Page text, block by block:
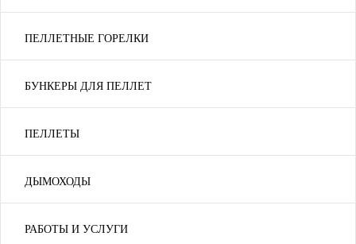
ПЕЛЛЕТНЫЕ ГОРЕЛКИ
БУНКЕРЫ ДЛЯ ПЕЛЛЕТ
ПЕЛЛЕТЫ
ДЫМОХОДЫ
РАБОТЫ И УСЛУГИ